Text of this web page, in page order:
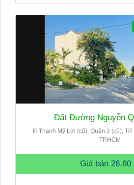
Đất Đường Nguyễn
P. Thạnh Mỹ Lợi (cũ), Quận 2 (cũ),
TP.HCM
Giá bán 26.60